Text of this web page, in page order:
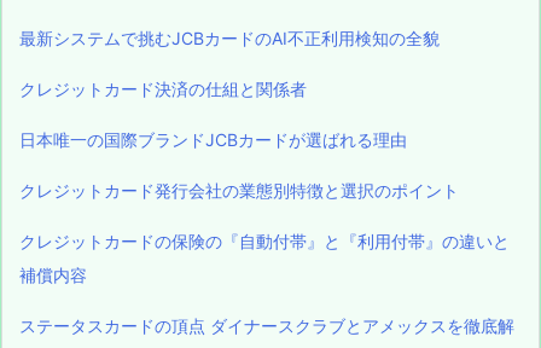
最新システムで挑むJCBカードのAI不正利用検知の全貌
クレジットカード決済の仕組と関係者
日本唯一の国際ブランドJCBカードが選ばれる理由
クレジットカード発行会社の業態別特徴と選択のポイント
クレジットカードの保険の『自動付帯』と『利用付帯』の違いと
補償内容
ステータスカードの頂点 ダイナースクラブとアメックスを徹底解